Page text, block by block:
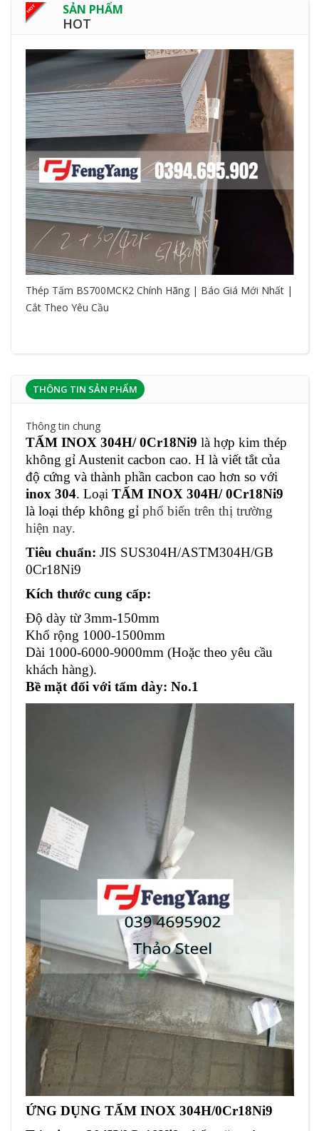
SẢN PHẨM
HOT
Thép Tấm BS700MCK2 Chính Hãng | Báo Giá Mới Nhất |
Cắt Theo Yêu Cầu
THÔNG TIN SẢN PHẨM
Thông tin chung
TẤM INOX 304H/ 0Cr18Ni9 là hợp kim thép
không gỉ Austenit cacbon cao. H là viết tắt của
độ cứng và thành phần cacbon cao hơn so với
inox 304. Loại TẤM INOX 304H/ 0Cr18Ni9
là loại thép không gỉ phổ biến trên thị trường
hiện nay.
Tiêu chuẩn: JIS SUS304H/ASTM304H/GB
0Cr18Ni9
Kích thước cung cấp:
Độ dày từ 3mm-150mm
Khổ rộng 1000-1500mm
Dài 1000-6000-9000mm (Hoặc theo yêu cầu
khách hàng).
Bề mặt đối với tấm dày: No.1
ỨNG DỤNG TẤM INOX 304H/0Cr18Ni9